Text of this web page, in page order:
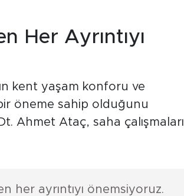
Her Ayrıntıyı
kent yaşam konforu ve
öneme sahip olduğunu
Ahmet Ataç, saha çalışmaları
her ayrıntıyı önemsiyoruz.